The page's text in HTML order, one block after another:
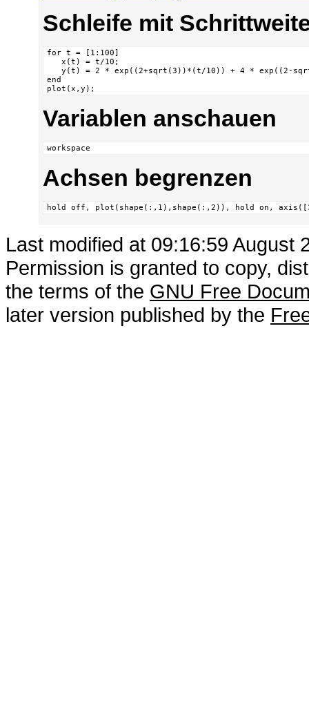
Schleife mit
for t = [1:100]
   x(t) = t/10;
y(t) = 2 * exp((2+sqrt(3))*(t/10)) + 4 * exp((2-
end
plot(x,y);
Variablen anschauen
workspace
Achsen begrenzen
hold off, plot(shape(:,1),shape(:,2)), hold on,
Last modified at 09:16:59 August
Permission is granted to copy,
the terms of the GNU Free
later version published by the